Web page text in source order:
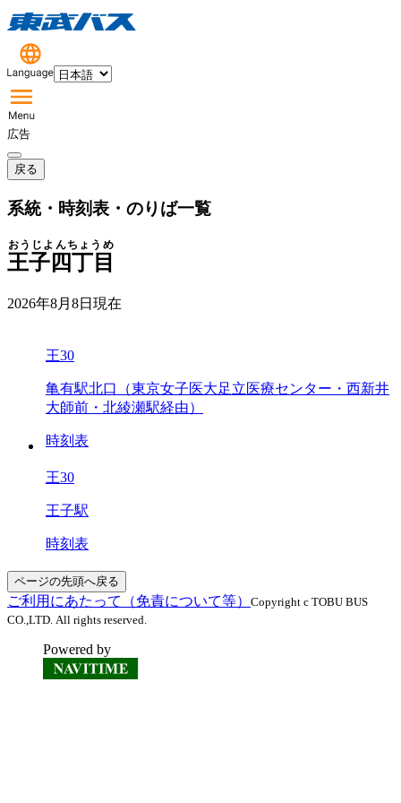
広告
戻る
系統・時刻表・のりば一覧
王子四丁目
おうじよんちょうめ
2026年8月8日 現在
王30
亀有駅北口（東京女子医大足立医療センター・西新井
大師前・北綾瀬駅経由）
時刻表
王30
王子駅
時刻表
ページの先頭へ戻る
ご利用にあたって（免責について等） Copyright c TOBU BUS
CO.,LTD. All rights reserved.
Powered by